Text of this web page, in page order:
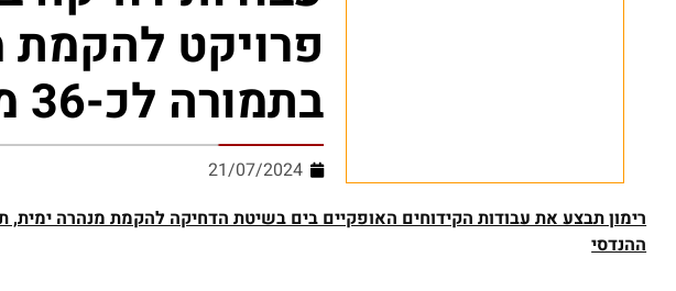
פרויקט
בתמורה לכ-36 מיליון דולר
21/07/2024
רימון תבצע את עבודות הקידוחים האופקיים בים בשיטת הדחיקה להקמת מנהרה ימית,
ההנדסי